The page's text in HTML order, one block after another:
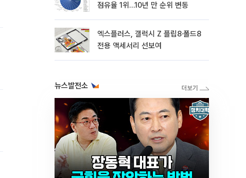
점유율 1위…10년 만 순위 변동
엑스플러스, 갤럭시 Z 플립8·폴드8
전용 액세서리 선보여
뉴스발전소